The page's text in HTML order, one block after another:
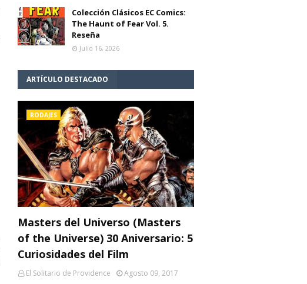
Colección Clásicos EC Comics:
The Haunt of Fear Vol. 5.
Reseña
Julio 16, 2026
ARTÍCULO DESTACADO
RODAJES
Masters del Universo (Masters
of the Universe) 30 Aniversario: 5
Curiosidades del Film
El Solitario de Providence
Agosto 09, 2017